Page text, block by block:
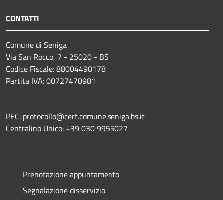
CONTATTI
Comune di Seniga
Via San Rocco, 7 - 25020 - BS
Codice Fiscale: 88004490178
Partita IVA: 00727470981
PEC: protocollo@cert.comune.seniga.bs.it
Centralino Unico: +39 030 9955027
Prenotazione appuntamento
Segnalazione disservizio